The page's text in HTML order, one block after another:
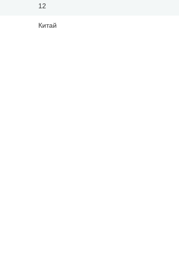
12
Китай